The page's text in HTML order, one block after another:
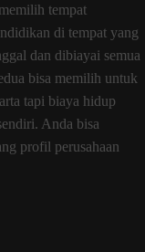
tempat
di tempat yang
dan dibiayai semua
bisa memilih untuk
tapi biaya hidup
Anda bisa
profil perusahaan